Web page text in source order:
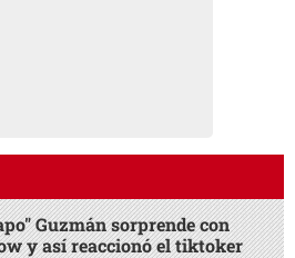
Guzmán sorprende con
y así reaccionó el tiktoker